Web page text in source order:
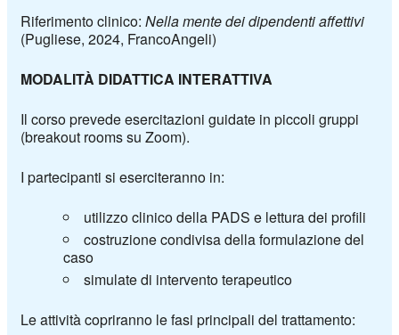
Riferimento clinico:Nella mente dei dipendenti affettivi
(Pugliese, 2024, FrancoAngeli)
MODALITÀ DIDATTICA INTERATTIVA
Il corso prevede esercitazioni guidate in piccoli gruppi
(breakout rooms su Zoom).
I partecipanti si eserciteranno in:
utilizzo clinico della PADS e lettura dei profili
costruzione condivisa della formulazione del
caso
simulate di intervento terapeutico
Le attività copriranno le fasi principali del trattamento: